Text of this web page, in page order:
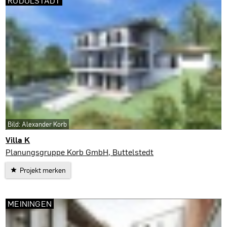
Villa K
Rudolstadt
Planungsgruppe Korb GmbH, Buttelstedt
Projekt merken
Bild: Alexander Korb
MEININGEN